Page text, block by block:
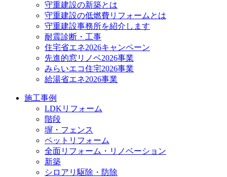
守重建設の新築とは
守重建設の低燃費リフォームとは
守重建設事務所を紹介します
耐震診断・工事
住宅省エネ2026キャンペーン
先進的窓リノベ2026事業
みらいエコ住宅2026事業
給湯省エネ2026事業
施工事例
LDKリフォーム
階段
塀・フェンス
ペットリフォーム
全面リフォーム・リノベーション
新築
シロアリ駆除・防除